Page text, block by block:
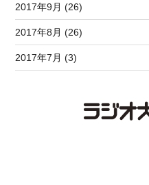
2017年9月 (26)
2017年8月 (26)
2017年7月 (3)